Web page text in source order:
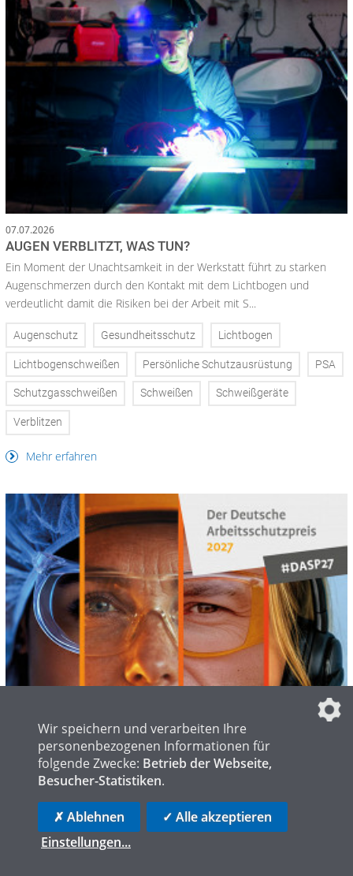
07.07.2026
AUGEN VERBLITZT, WAS TUN?
Ein Moment der Unachtsamkeit in der Werkstatt führt zu starken
Augenschmerzen durch den Kontakt mit dem Lichtbogen und
verdeutlicht damit die Risiken bei der Arbeit mit S...
Augenschutz Gesundheitsschutz Lichtbogen
Lichtbogenschweißen Persönliche Schutzausrüstung PSA
Schutzgasschweißen Schweißen Schweißgeräte
Verblitzen
Mehr erfahren
01.07.2026
DEUTSCHER ARBEITSSCHUTZPREIS 2027 MIT
In Deutschland ansässige Unternehmen aller Größen und Branchen
sowie Einzelpersonen können sich bis zum 15. Juli 2026 bewerben.
Wir speichern und verarbeiten Ihre
personenbezogenen Informationen für
folgende Zwecke: Betrieb der Webseite,
Besucher-Statistiken.
✗ Ablehnen
✓ Alle akzeptieren
Einstellungen...